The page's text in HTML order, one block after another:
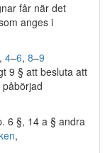
får när det
anges i
, 4–6, 8–9
9 § att besluta att
6 §, 14 a § andra
,